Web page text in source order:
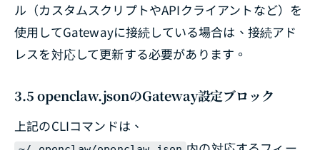
ル（カスタムスクリプトやAPIクライアントなど）を
使用してGatewayに接続している場合は、接続アド
レスを対応して更新する必要があります。
3.5 openclaw.jsonのGateway設定ブロック
上記のCLIコマンドは、